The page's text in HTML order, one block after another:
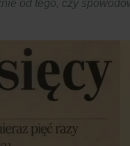
od tego, czy